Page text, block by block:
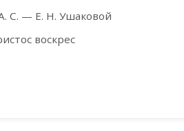
С. — Е. Н. Ушаковой
воскрес